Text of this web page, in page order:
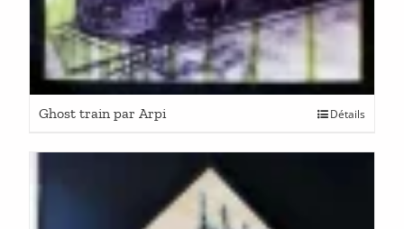
Ghost train par Arpi Détails